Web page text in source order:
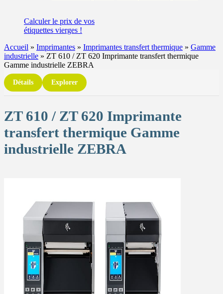
Calculerle prix de vos
étiquettes vierges !
Accueil » Imprimantes » Imprimantes transfert thermique » Gamme
industrielle » ZT 610 / ZT 620 Imprimante transfert thermique
Gamme industrielle ZEBRA
Détails Explorer
ZT 610 / ZT 620 Imprimante
transfert thermique Gamme
industrielle ZEBRA